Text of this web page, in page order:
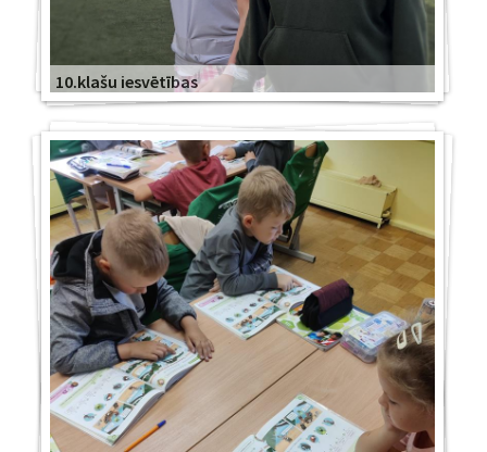
10.klašu iesvētības